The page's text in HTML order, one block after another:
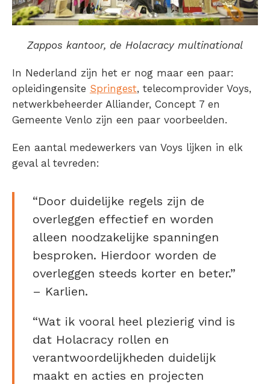
Zappos kantoor, de Holacracy multinational
In Nederland zijn het er nog maar een paar:
opleidingensite Springest, telecomprovider Voys,
netwerkbeheerder Alliander, Concept 7 en
Gemeente Venlo zijn een paar voorbeelden.
Een aantal medewerkers van Voys lijken in elk
geval al tevreden:
“Door duidelijke regels zijn de
overleggen effectief en worden
alleen noodzakelijke spanningen
besproken. Hierdoor worden de
overleggen steeds korter en beter.”
– Karlien.
“Wat ik vooral heel plezierig vind is
dat Holacracy rollen en
verantwoordelijkheden duidelijk
maakt en acties en projecten